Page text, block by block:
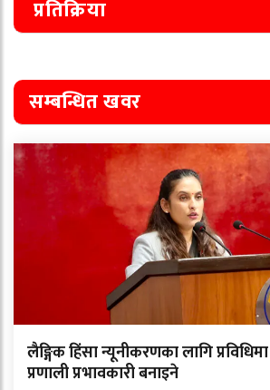
प्रतिक्रिया
सम्बन्धित खवर
लैङ्गिक हिंसा न्यूनीकरणका लागि
प्रणाली प्रभावकारी बनाइने